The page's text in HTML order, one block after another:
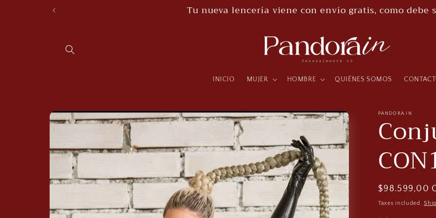
Tu nueva lencería viene con envío gratis, como debe
INICIO MUJER HOMBRE QUIÉNES SOMOS
Skip to
product
PANDORA IN
Regular
price
$98.599,00
Taxes included.